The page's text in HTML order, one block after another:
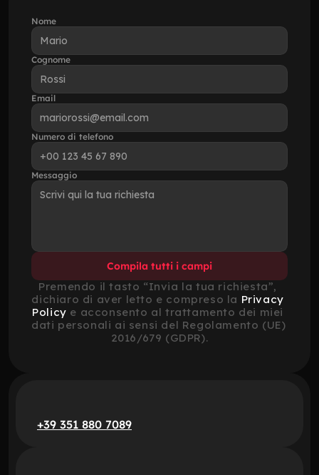
Nome
Cognome
Email
Numero di telefono
Messaggio
Compila tutti i campi
Premendo il tasto “Invia la tua richiesta”,
dichiaro di aver letto e compreso la Privacy
Policy e acconsento al trattamento dei miei
dati personali ai sensi del Regolamento (UE)
2016/679 (GDPR).
+39 351 880 7089